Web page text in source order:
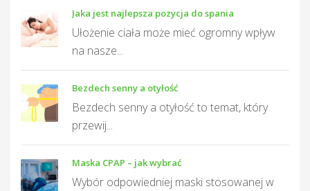
Jaka jest najlepsza pozycja do spania
Ułożenie ciała może mieć ogromny wpływ
na nasze...
Bezdech senny a otyłość
Bezdech senny a otyłość to temat, który
przewij...
Maska CPAP – jak wybrać
Wybór odpowiedniej maski stosowanej w